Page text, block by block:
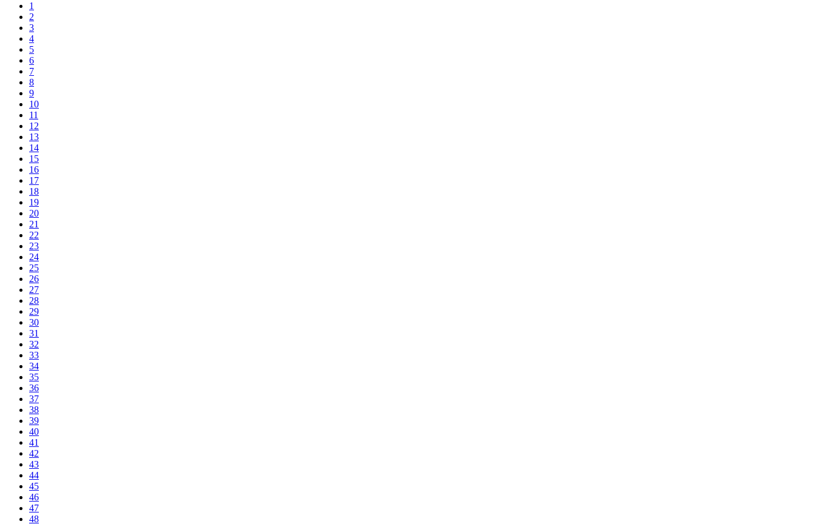
1
2
3
4
5
6
7
8
9
10
11
12
13
14
15
16
17
18
19
20
21
22
23
24
25
26
27
28
29
30
31
32
33
34
35
36
37
38
39
40
41
42
43
44
45
46
47
48